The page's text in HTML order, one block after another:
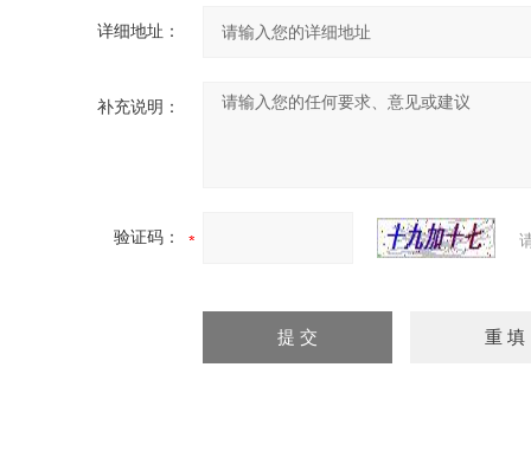
详细地址：
补充说明：
验证码：